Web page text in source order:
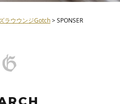
ラウウンジGotch>SPONSER